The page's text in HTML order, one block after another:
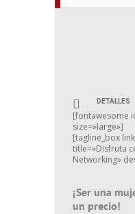
DETALLES
[fontawesome
size=»large»]
[tagline_box
title=»Disfruta
Networking»
¡Ser una
un precio!